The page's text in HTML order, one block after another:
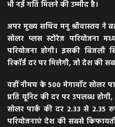
भी नई गति मिलने की उम्मीद है।
अपर मुख्य सचिव मनु श्रीवास्तव ने
सोलर प्लस स्टोरेज परियोजना
परियोजना होगी। इसकी बिजली
रिकॉर्ड दर पर मिलेगी, जो देश की
वहीं नीमच के 500 मेगावॉट सोलर
प्रति यूनिट की दर पर उपलब्ध
सोलर पार्क की दर 2.33 से 2.35
परियोजनाएं देश की सबसे